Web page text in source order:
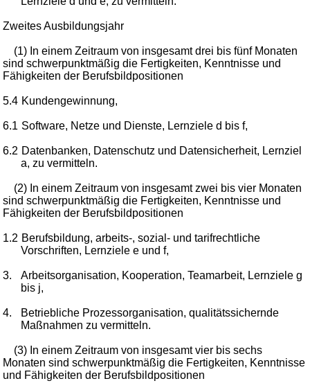
Zweites Ausbildungsjahr
(1) In einem Zeitraum von insgesamt drei bis fünf Monaten
sind schwerpunktmäßig die Fertigkeiten, Kenntnisse und
Fähigkeiten der Berufsbildpositionen
5.4 Kundengewinnung,
6.1 Software, Netze und Dienste, Lernziele d bis f,
6.2 Datenbanken, Datenschutz und Datensicherheit, Lernziel
a, zu vermitteln.
(2) In einem Zeitraum von insgesamt zwei bis vier Monaten
sind schwerpunktmäßig die Fertigkeiten, Kenntnisse und
Fähigkeiten der Berufsbildpositionen
1.2 Berufsbildung, arbeits-, sozial- und tarifrechtliche
Vorschriften, Lernziele e und f,
3.
Arbeitsorganisation, Kooperation, Teamarbeit, Lernziele g
bis j,
4.
Betriebliche Prozessorganisation, qualitätssichernde
Maßnahmen zu vermitteln.
(3) In einem Zeitraum von insgesamt vier bis sechs
Monaten sind schwerpunktmäßig die Fertigkeiten, Kenntnisse
und Fähigkeiten der Berufsbildpositionen